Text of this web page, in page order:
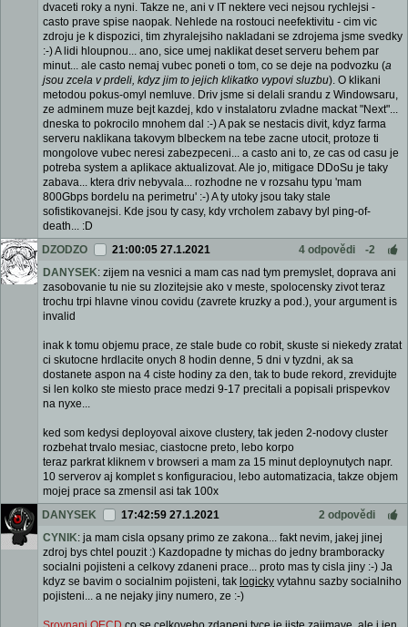
dvaceti roky a nyni. Takze ne, ani v IT nektere veci nejsou rychlejsi -
casto prave spise naopak. Nehlede na rostouci neefektivitu - cim vic
zdroju je k dispozici, tim zhyralejsiho nakladani se zdrojema jsme svedky
:-) A lidi hloupnou... ano, sice umej naklikat deset serveru behem par
minut... ale casto nemaj vubec poneti o tom, co se deje na podvozku (a
jsou zcela v prdeli, kdyz jim to jejich klikatko vypovi sluzbu). O klikani
metodou pokus-omyl nemluve. Driv jsme si delali srandu z Windowsaru,
ze adminem muze bejt kazdej, kdo v instalatoru zvladne mackat "Next"...
dneska to pokrocilo mnohem dal :-) A pak se nestacis divit, kdyz farma
serveru naklikana takovym blbeckem na tebe zacne utocit, protoze ti
mongolove vubec neresi zabezpeceni... a casto ani to, ze cas od casu je
potreba system a aplikace aktualizovat. Ale jo, mitigace DDoSu je taky
zabava... ktera driv nebyvala... rozhodne ne v rozsahu typu 'mam
800Gbps bordelu na perimetru' :-) A ty utoky jsou taky stale
sofistikovanejsi. Kde jsou ty casy, kdy vrcholem zabavy byl ping-of-
death... :D
DZODZO
21:00:05 27.1.2021 4 odpovědi
-2
DANYSEK: zijem na vesnici a mam cas nad tym premyslet, doprava ani
zasobovanie tu nie su zlozitejsie ako v meste, spolocensky zivot teraz
trochu trpi hlavne vinou covidu (zavrete kruzky a pod.), your argument is
invalid
inak k tomu objemu prace, ze stale bude co robit, skuste si niekedy zratat
ci skutocne hrdlacite onych 8 hodin denne, 5 dni v tyzdni, ak sa
dostanete aspon na 4 ciste hodiny za den, tak to bude rekord, zrevidujte
si len kolko ste miesto prace medzi 9-17 precitali a popisali prispevkov
na nyxe...
ked som kedysi deployoval aixove clustery, tak jeden 2-nodovy cluster
rozbehat trvalo mesiac, ciastocne preto, lebo korpo
teraz parkrat kliknem v browseri a mam za 15 minut deploynutych napr.
10 serverov aj komplet s konfiguraciou, lebo automatizacia, takze objem
mojej prace sa zmensil asi tak 100x
DANYSEK
17:42:59 27.1.2021
2 odpovědi
CYNIK: ja mam cisla opsany primo ze zakona... fakt nevim, jakej jinej
zdroj bys chtel pouzit :) Kazdopadne ty michas do jedny bramboracky
socialni pojisteni a celkovy zdaneni prace... proto mas ty cisla jiny :-) Ja
kdyz se bavim o socialnim pojisteni, tak logicky vytahnu sazby socialniho
pojisteni... a ne nejaky jiny numero, ze :-)